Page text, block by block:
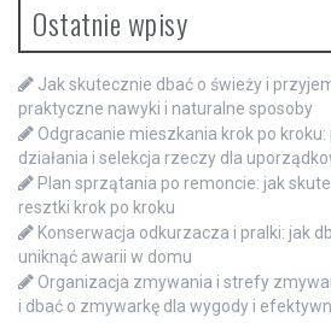
Ostatnie wpisy
Jak skutecznie dbać o świeży i
praktyczne nawyki i naturalne sposoby
Odgracanie mieszkania krok po
działania i selekcja rzeczy dla
Plan sprzątania po remoncie: jak
resztki krok po kroku
Konserwacja odkurzacza i pralki: jak
uniknąć awarii w domu
Organizacja zmywania i strefy
i dbać o zmywarkę dla wygody i